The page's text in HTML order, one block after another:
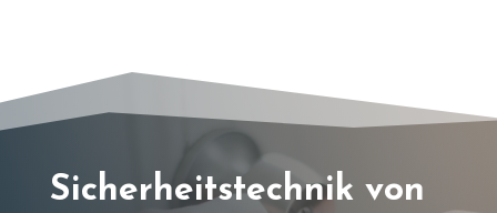
Sicherheitstechnik von